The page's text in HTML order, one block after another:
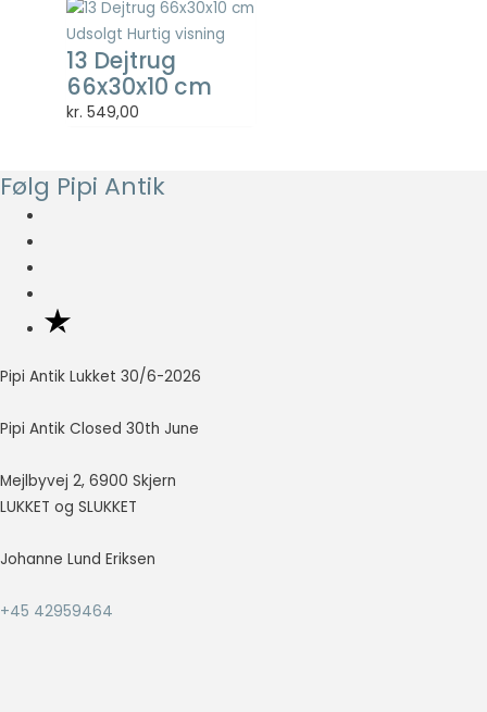
Udsolgt Hurtig visning
13 Dejtrug
66x30x10 cm
kr. 549,00
Følg Pipi Antik
Pipi Antik Lukket 30/6-2026
Pipi Antik Closed 30th June
Mejlbyvej 2, 6900 Skjern
LUKKET og SLUKKET
Johanne Lund Eriksen
+45 42959464
indsamle og
rapportere
oplysninger
anonymt.
For at vores
hjemmeside
nægter disse
forsvinder en
fra
Marketing
spore